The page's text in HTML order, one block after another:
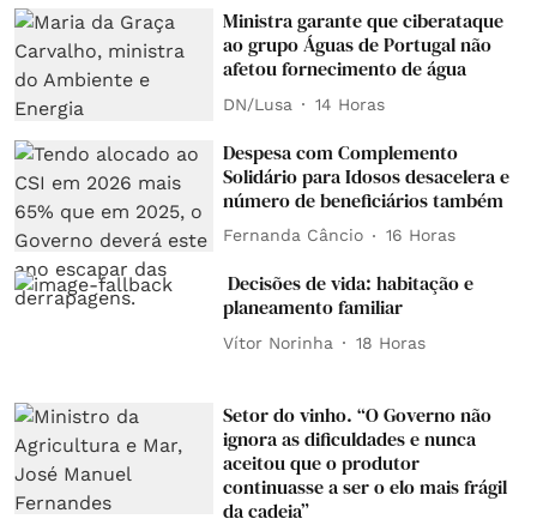
Ministra garante que ciberataque
ao grupo Águas de Portugal não
afetou fornecimento de água
DN/Lusa 14 Horas
Despesa com Complemento
Solidário para Idosos desacelera e
número de beneficiários também
Fernanda Câncio 16 Horas
Decisões de vida: habitação e
planeamento familiar
Vítor Norinha 18 Horas
Setor do vinho. “O Governo não
ignora as dificuldades e nunca
aceitou que o produtor
continuasse a ser o elo mais frágil
da cadeia”